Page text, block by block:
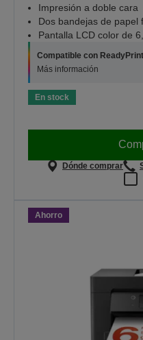
Impresión a doble cara
Dos bandejas de papel
Pantalla LCD color de
Compatible con
Más información
En stock
Dónde comprar
Ahorro